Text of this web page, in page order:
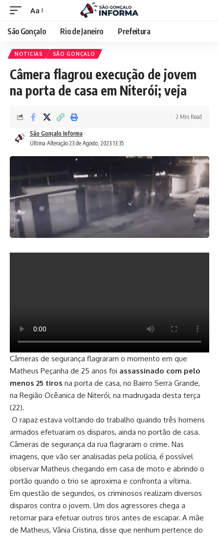
Aa
São Gonçalo Rio de Janeiro Prefeitura
NOTICIAS SÃO GONÇALO
Câmera flagrou execução de jovem
na porta de casa em Niterói; veja
Última Alteração 23 de Agosto, 2023 13:35
São Gonçalo Informa
2 Min Read
Câmeras de segurança flagraram o momento em que
Matheus Peçanha de 25 anos foi assassinado com pelo
menos 25 tiros na porta de casa, no Bairro Serra Grande,
na Região Ocêanica de Niterói, na madrugada desta terça
(22).
O rapaz estava voltando do trabalho quando três homens
armados efetuaram os disparos, ainda no portão de casa.
Câmeras de segurança da rua flagraram o crime. Nas
imagens, que vão ser analisadas pela polícia, é possível
observar Matheus chegando em casa de moto e abrindo o
portão quando o trio se aproxima e confronta a vítima.
Em questão de segundos, os criminosos realizam diversos
disparos contra o jovem. Um dos agressores chega a
retornar para efetuar outros tiros antes de escapar. A mãe
de Matheus, Vânia Cristina, disse que nenhum pertence do